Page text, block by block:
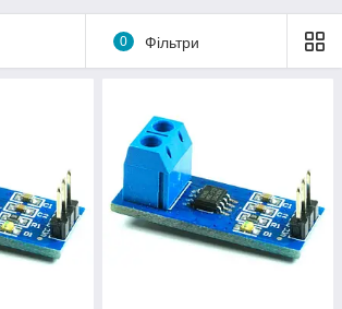
0 Фільтри